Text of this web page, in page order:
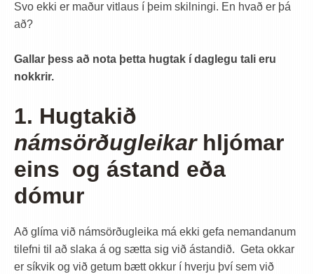
Svo ekki er maður vitlaus í þeim skilningi. En hvað er þá
að?
Gallar þess að nota þetta hugtak í daglegu tali eru
nokkrir.
1. Hugtakið
námsörðugleikarhljómar
eins og ástand eða
dómur
Að glíma við námsörðugleika má ekki gefa nemandanum
tilefni til að slaka á og sætta sig við ástandið. Geta okkar
er síkvik og við getum bætt okkur í hverju því sem við